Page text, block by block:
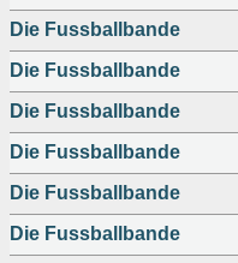
Die Fussballbande
Die Fussballbande
Die Fussballbande
Die Fussballbande
Die Fussballbande
Die Fussballbande